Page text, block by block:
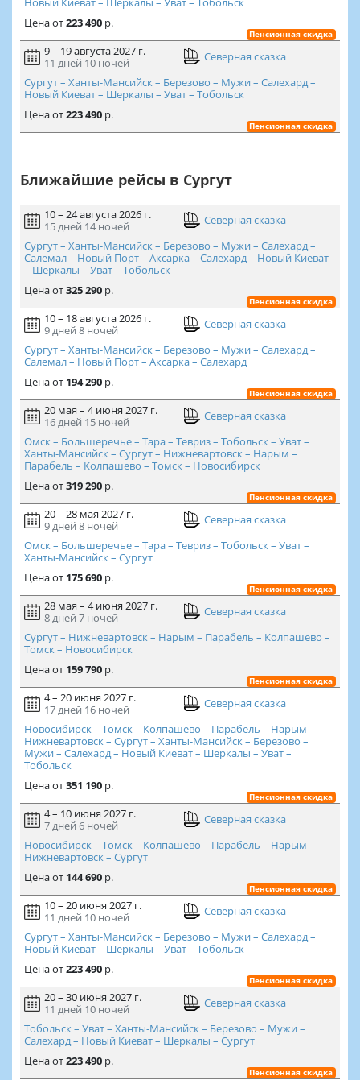
Ценаот223 490р.
Пенсионная скидка
9 – 19 августа 2027 г.
11 дней 10 ночей
Северная сказка
Сургут – Ханты-Мансийск – Березово – Мужи – Салехард –
Новый Киеват – Шеркалы – Уват – Тобольск
Ценаот223 490р.
Пенсионная скидка
Ближайшие рейсы в Сургут
10 – 24 августа 2026 г.
15 дней 14 ночей
Северная сказка
Сургут – Ханты-Мансийск – Березово – Мужи – Салехард –
Салемал – Новый Порт – Аксарка – Салехард – Новый Киеват
– Шеркалы – Уват – Тобольск
Ценаот325 290р.
Пенсионная скидка
10 – 18 августа 2026 г.
9 дней 8 ночей
Северная сказка
Сургут – Ханты-Мансийск – Березово – Мужи – Салехард –
Салемал – Новый Порт – Аксарка – Салехард
Ценаот 194 290р.
Пенсионная скидка
20 мая – 4 июня 2027 г.
16 дней 15 ночей
Северная сказка
Омск – Большеречье – Тара – Тевриз – Тобольск – Уват –
Ханты-Мансийск – Сургут – Нижневартовск – Нарым –
Парабель – Колпашево – Томск – Новосибирск
Ценаот319 290р.
Пенсионная скидка
20 – 28 мая 2027 г.
9 дней 8 ночей
Северная сказка
Омск – Большеречье – Тара – Тевриз – Тобольск – Уват –
Ханты-Мансийск – Сургут
Ценаот 175 690р.
Пенсионная скидка
28 мая – 4 июня 2027 г.
8 дней 7 ночей
Северная сказка
Сургут – Нижневартовск – Нарым – Парабель – Колпашево –
Томск – Новосибирск
Ценаот 159 790р.
Пенсионная скидка
4 – 20 июня 2027 г.
17 дней 16 ночей
Северная сказка
Новосибирск – Томск – Колпашево – Парабель – Нарым –
Нижневартовск – Сургут – Ханты-Мансийск – Березово –
Мужи – Салехард – Новый Киеват – Шеркалы – Уват –
Тобольск
Ценаот351 190р.
Пенсионная скидка
4 – 10 июня 2027 г.
7 дней 6 ночей
Северная сказка
Новосибирск – Томск – Колпашево – Парабель – Нарым –
Нижневартовск – Сургут
Ценаот 144 690р.
Пенсионная скидка
10 – 20 июня 2027 г.
11 дней 10 ночей
Северная сказка
Сургут – Ханты-Мансийск – Березово – Мужи – Салехард –
Новый Киеват – Шеркалы – Уват – Тобольск
Ценаот223 490р.
Пенсионная скидка
20 – 30 июня 2027 г.
11 дней 10 ночей
Северная сказка
Тобольск – Уват – Ханты-Мансийск – Березово – Мужи –
Салехард – Новый Киеват – Шеркалы – Сургут
Ценаот223 490р.
Пенсионная скидка